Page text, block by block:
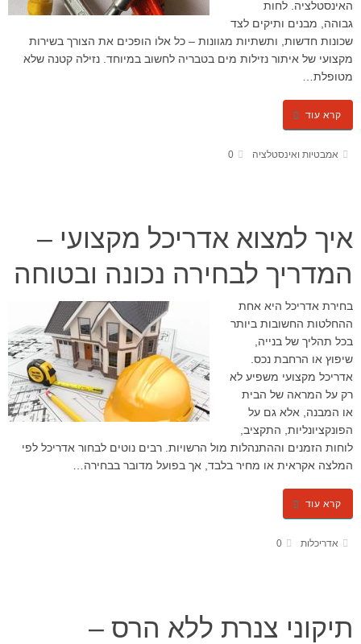
האינסטלציה. לחות
גבוהה, מבנים ותיקים לצד
שכונות חדשות, ותשתיות מגוונות – כל אלו הופכים את הצורך בשירות
מקצועי של איתור נזילות מים בטבריה לחשוב במיוחד. נזילה קטנה שלא
מטופלת…
קרא עוד
אמבטיות ואינסטלציה 0
איך למצוא אדריכל מקצועי –
המדריך לבחירה נכונה ובטוחה
בחירת אדריכל היא אחת
ההחלטות החשובות ביותר
בכל תהליך של בנייה,
שיפוץ או הרחבת נכס.
אדריכל מקצועי משפיע לא
רק על המראה של הבית
או המבנה, אלא גם על
הפונקציונליות, התקציב,
לוחות הזמנים וההתנהלות מול הרשויות. רבים נוטים לבחור אדריכל לפי
המלצה אקראית או מחיר בלבד, אך בפועל מדובר בבחירה…
קרא עוד
אדריכלות 0
תיקוני צנרת ללא הרס –